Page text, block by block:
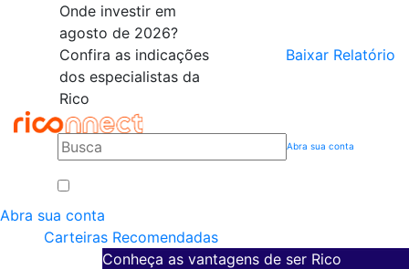
Onde investir em
agosto de 2026?
Confira as indicações
dos especialistas da
Rico
Baixar Relatório
Abra sua conta
Abra sua conta
Carteiras Recomendadas
Conheça as vantagens de ser Rico